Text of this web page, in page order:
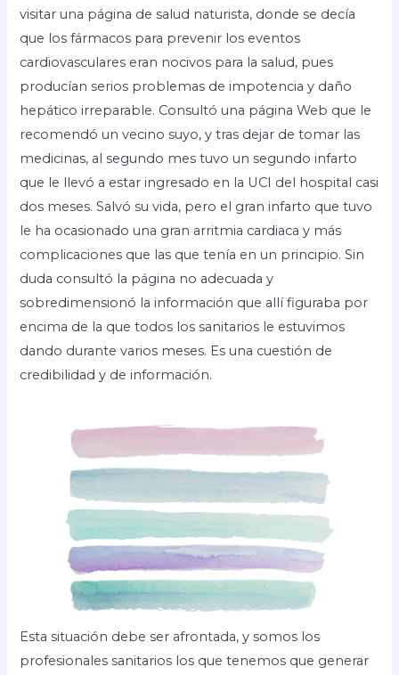
visitar una página de salud naturista, donde se decía
que los fármacos para prevenir los eventos
cardiovasculares eran nocivos para la salud, pues
producían serios problemas de impotencia y daño
hepático irreparable. Consultó una página Web que le
recomendó un vecino suyo, y tras dejar de tomar las
medicinas, al segundo mes tuvo un segundo infarto
que le llevó a estar ingresado en la UCI del hospital casi
dos meses. Salvó su vida, pero el gran infarto que tuvo
le ha ocasionado una gran arritmia cardiaca y más
complicaciones que las que tenía en un principio. Sin
duda consultó la página no adecuada y
sobredimensionó la información que allí figuraba por
encima de la que todos los sanitarios le estuvimos
dando durante varios meses. Es una cuestión de
credibilidad y de información.
Esta situación debe ser afrontada, y somos los
profesionales sanitarios los que tenemos que generar